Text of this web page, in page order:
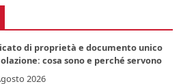
di proprietà e documento unico
cosa sono e perché servono
2026